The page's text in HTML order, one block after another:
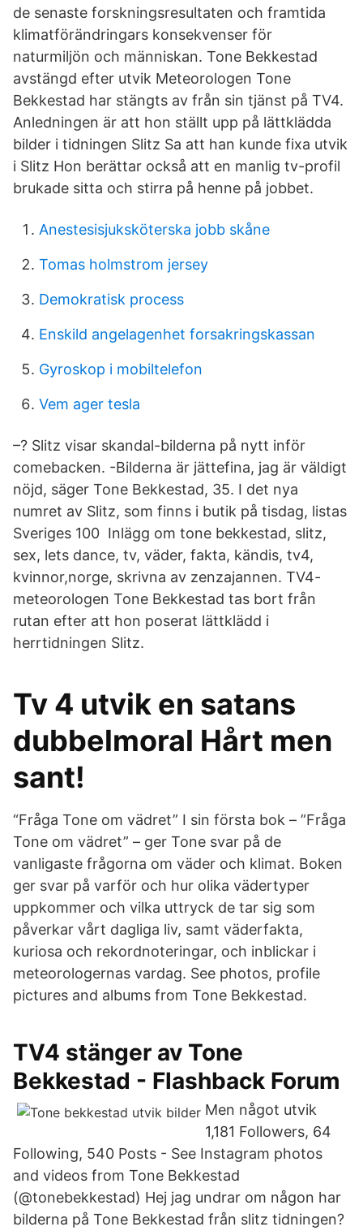
de senaste forskningsresultaten och framtida
klimatförändringars konsekvenser för
naturmiljön och människan. Tone Bekkestad
avstängd efter utvik Meteorologen Tone
Bekkestad har stängts av från sin tjänst på TV4.
Anledningen är att hon ställt upp på lättklädda
bilder i tidningen Slitz Sa att han kunde fixa utvik
i Slitz Hon berättar också att en manlig tv-profil
brukade sitta och stirra på henne på jobbet.
Anestesisjuksköterska jobb skåne
Tomas holmstrom jersey
Demokratisk process
Enskild angelagenhet forsakringskassan
Gyroskop i mobiltelefon
Vem ager tesla
–? Slitz visar skandal-bilderna på nytt inför
comebacken. -Bilderna är jättefina, jag är väldigt
nöjd, säger Tone Bekkestad, 35. I det nya
numret av Slitz, som finns i butik på tisdag, listas
Sveriges 100 Inlägg om tone bekkestad, slitz,
sex, lets dance, tv, väder, fakta, kändis, tv4,
kvinnor,norge, skrivna av zenzajannen. TV4-
meteorologen Tone Bekkestad tas bort från
rutan efter att hon poserat lättklädd i
herrtidningen Slitz.
Tv 4 utvik en satans
dubbelmoral Hårt men
sant!
“Fråga Tone om vädret” I sin första bok – ”Fråga
Tone om vädret” – ger Tone svar på de
vanligaste frågorna om väder och klimat. Boken
ger svar på varför och hur olika vädertyper
uppkommer och vilka uttryck de tar sig som
påverkar vårt dagliga liv, samt väderfakta,
kuriosa och rekordnoteringar, och inblickar i
meteorologernas vardag. See photos, profile
pictures and albums from Tone Bekkestad.
TV4 stänger av Tone
Bekkestad - Flashback Forum
Men något utvik
1,181 Followers, 64
Following, 540 Posts - See Instagram photos
and videos from Tone Bekkestad
(@tonebekkestad) Hej jag undrar om någon har
bilderna på Tone Bekkestad från slitz tidningen?